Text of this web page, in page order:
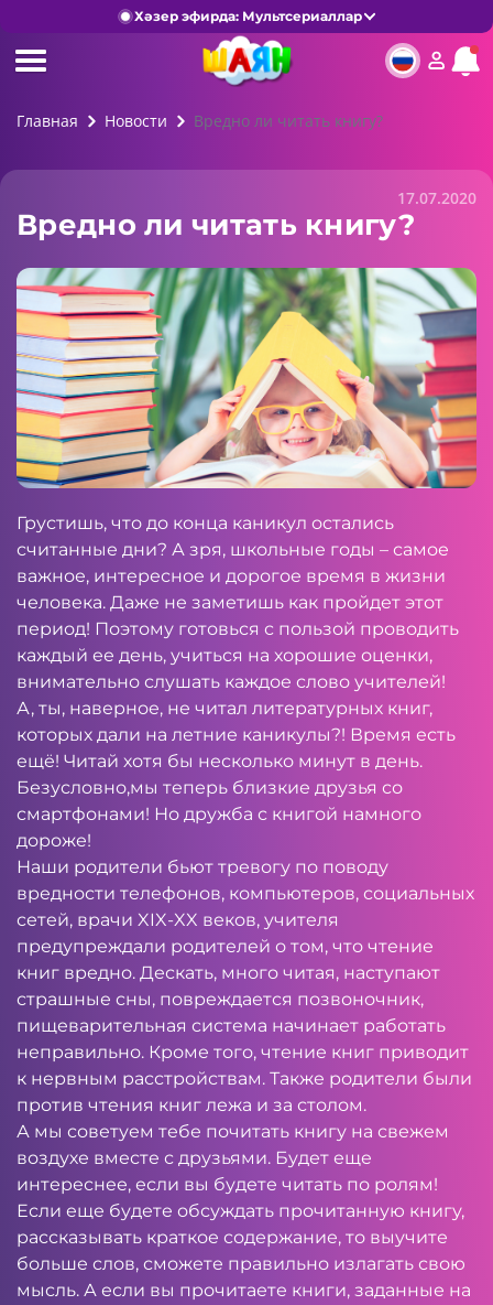
Хәзер эфирда: Мультсериаллар
Главная Новости Вредно ли читать книгу?
17.07.2020
Вредно ли читать книгу?
Грустишь, что до конца каникул остались
считанные дни? А зря, школьные годы – самое
важное, интересное и дорогое время в жизни
человека. Даже не заметишь как пройдет этот
период! Поэтому готовься с пользой проводить
каждый ее день, учиться на хорошие оценки,
внимательно слушать каждое слово учителей!
А, ты, наверное, не читал литературных книг,
которых дали на летние каникулы?! Время есть
ещё! Читай хотя бы несколько минут в день.
Безусловно,мы теперь близкие друзья со
смартфонами! Но дружба с книгой намного
дороже!
Наши родители бьют тревогу по поводу
вредности телефонов, компьютеров, социальных
сетей, врачи XIX-XX веков, учителя
предупреждали родителей о том, что чтение
книг вредно. Дескать, много читая, наступают
страшные сны, повреждается позвоночник,
пищеварительная система начинает работать
неправильно. Кроме того, чтение книг приводит
к нервным расстройствам. Также родители были
против чтения книг лежа и за столом.
А мы советуем тебе почитать книгу на свежем
воздухе вместе с друзьями. Будет еще
интереснее, если вы будете читать по ролям!
Если еще будете обсуждать прочитанную книгу,
рассказывать краткое содержание, то выучите
больше слов, сможете правильно излагать свою
мысль. А если вы прочитаете книги, заданные на